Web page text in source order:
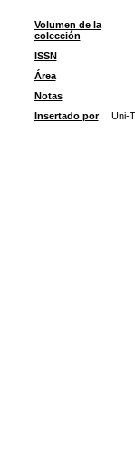
Volumen de la
colección
ISSN
Área
Notas
Insertado por
Uni-